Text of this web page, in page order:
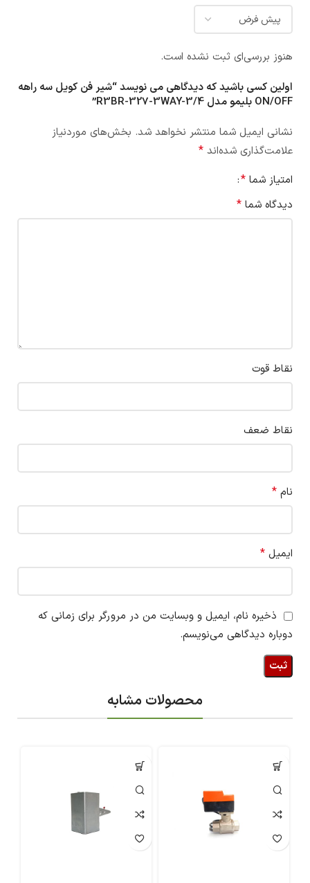
هنوز بررسی‌ای ثبت نشده است.
اولین کسی باشید که دیدگاهی می نویسد “شیر فن کویل سه راهه
ON/OFF بلیمو مدل R3BR-327-3WAY-3/4”
نشانی ایمیل شما منتشر نخواهد شد. بخش‌های موردنیاز
علامت‌گذاری شده‌اند *
امتیاز شما *
دیدگاه شما *
نقاط قوت
نقاط ضعف
نام *
ایمیل *
ذخیره نام، ایمیل و وبسایت من در مرورگر برای زمانی که
دوباره دیدگاهی می‌نویسم.
محصولات مشابه